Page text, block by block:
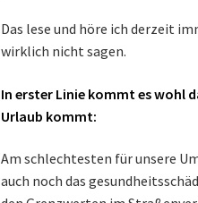
Das lese und höre ich derzeit
wirklich nicht sagen.
In erster Linie kommt es wohl
Urlaub kommt:
Am schlechtesten für unsere
auch noch das